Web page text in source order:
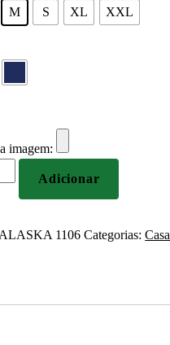
M S XL XXL
imagem:
Adicionar
ALASKA 1106 Categorias: